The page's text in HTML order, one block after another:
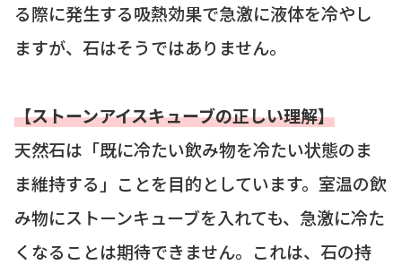
る際に発生する吸熱効果で急激に液体を冷やし
ますが、石はそうではありません。
【ストーンアイスキューブの正しい理解】
天然石は「既に冷たい飲み物を冷たい状態のま
ま維持する」ことを目的としています。室温の飲
み物にストーンキューブを入れても、急激に冷た
くなることは期待できません。これは、石の持